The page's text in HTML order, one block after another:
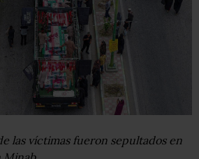
las víctimas fueron sepultados en